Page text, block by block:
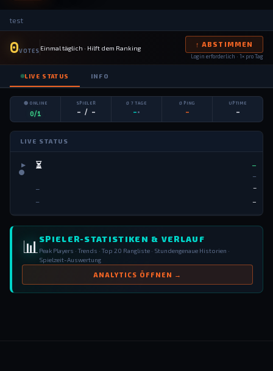
test
0VOTES Einmal täglich · Hilft dem Ranking ↑ ABSTIMMEN
Login erforderlich · 1× pro Tag
LIVE STATUS INFO
🟢 ONLINE
0/1
SPIELER
– / –
Ø 7 TAGE
–•
Ø PING
–
UPTIME
–
LIVE STATUS
▶ ⏳ –
–
–
– –
–
📊 SPIELER-STATISTIKEN & VERLAUF
Peak Players · Trends · Top 20 Rangliste · Stundengenaue Historien ·
Spielzeit-Auswertung
ANALYTICS ÖFFNEN →